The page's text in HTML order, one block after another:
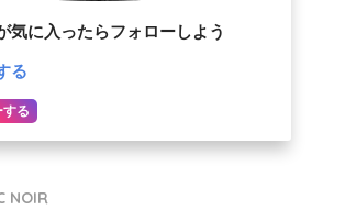
気に入ったらフォローしよう
る
する
NOIR